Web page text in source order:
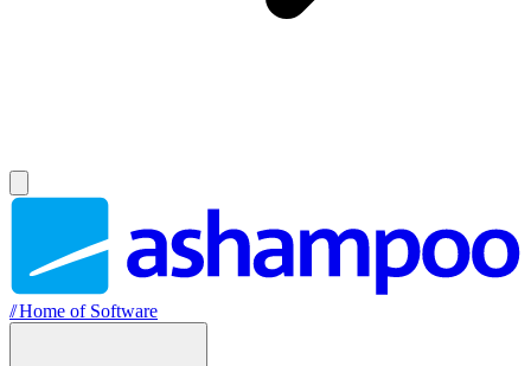
//Home of Software